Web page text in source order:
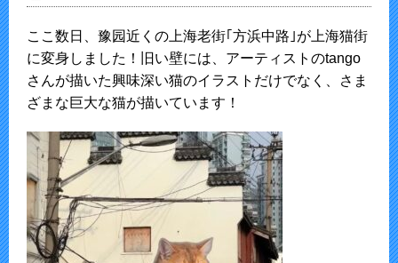
ここ数日、豫园近くの上海老街｢方浜中路｣が上海猫街
に変身しました！旧い壁には、アーティストのtango
さんが描いた興味深い猫のイラストだけでなく、さま
ざまな巨大な猫が描いています！